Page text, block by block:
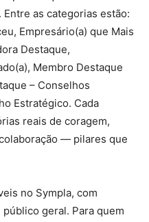
as categorias estão:
Empresário(a) que Mais
Destaque,
Membro Destaque
– Conselhos
Estratégico. Cada
reais de coragem,
— pilares que
no Sympla, com
geral. Para quem